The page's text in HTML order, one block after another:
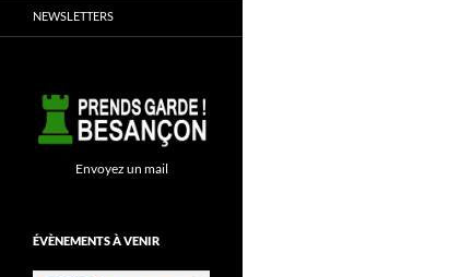
NEWSLETTERS
Envoyez un mail
ÉVÈNEMENTS À VENIR